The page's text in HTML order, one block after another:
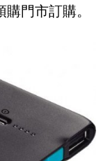
門市訂購。